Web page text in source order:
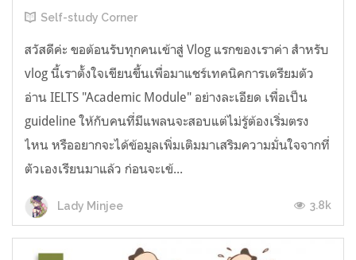
Self-study Corner
สวัสดีค่ะ ขอต้อนรับทุกคนเข้าสู่ Vlog แรกของเราค่า สำหรับ
vlog นี้เราตั้งใจเขียนขึ้นเพื่อมาแชร์เทคนิคการเตรียมตัว
อ่าน IELTS "Academic Module" อย่างละเอียด เพื่อเป็น
guideline ให้กับคนที่มีแพลนจะสอบแต่ไม่รู้ต้องเริ่มตรง
ไหน หรืออยากจะได้ข้อมูลเพิ่มเติมมาเสริมความมั่นใจจากที่
ตัวเองเรียนมาแล้ว ก่อนจะเข้...
Lady Minjee 3.8k